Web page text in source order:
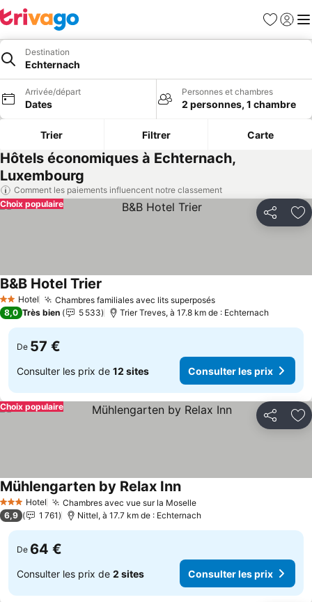
Favoris
Se
Destination
Echternach
Arrivée/départ
Dates
Personnes et chambres
2 personnes, 1 chambre
Trier Filtrer Carte
Hôtels économiques à Echternach,
Luxembourg
Comment les paiements influencent notre classement
Partager
Choix populaire
2 Étoiles
Hotel Chambres familiales avec lits superposés
B&B Hotel Trier
8,0 Très bien 5 533 Trier Treves, à 17.8 km de : Echternach
De 57 €
Consulter les prix de 12 sites Consulter les prix
Partager
Choix populaire
3 ÉtoilesHotel Chambres avec vue sur la Moselle
Mühlengarten by Relax Inn
6,9 1 761 Nittel, à 17.7 km de : Echternach
De 64 €
Consulter les prix de 2 sites Consulter les prix